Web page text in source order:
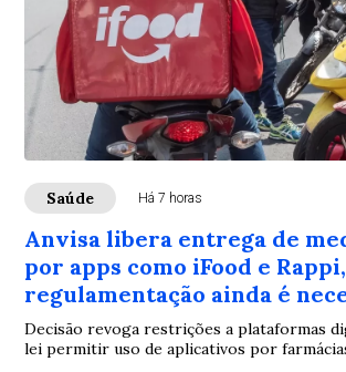
Saúde Há 7 horas
Anvisa libera entrega de
por apps como iFood e
regulamentação ainda é
Decisão revoga restrições a plataformas
lei permitir uso de aplicativos por